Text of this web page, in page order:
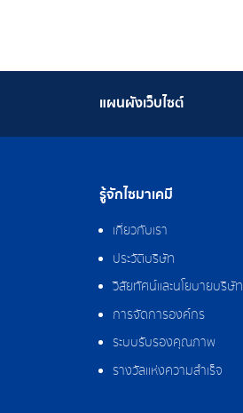
แผนผังเว็บไซต์
รู้จักไซมาเคมี
เกี่ยวกับเรา
ประวัติบริษัท
วิสัยทัศน์และนโยบายบริษัท
การจัดการองค์กร
ระบบรับรองคุณภาพ
รางวัลแห่งความสำเร็จ